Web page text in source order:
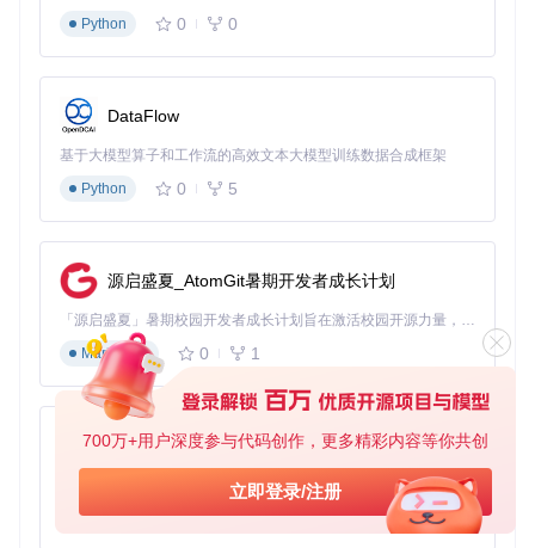
700万+用户深度参与代码创作，更多精彩内容等你共创
立即登录/注册
version:
'3.8'
services:
ip2region:
build:
image: ip2region:2.0
- "8080:8080"
volumes:
- CACHE_POLICY=vectorIndex
# 向量索引缓存模式
- LOG_LEVEL=info
deploy:
resources:
limits:
cpus:
memory: 256M
restart:
volumes:
# 使用命名卷而非绑定挂载，提升数据安全性
Python
0 0
DataFlow
基于大模型算子和工作流的高效文本大模型训练数据合成框架
Python
0 5
源启盛夏_AtomGit暑期开发者成长计划
「源启盛夏」暑期校园开发者成长计划旨在激活校园开源力量，通过积分激励、认证扶持、资源倾斜等形式，引导高校组织和开发者完成「入驻 — 建项目 — 做贡献 — 获认证 — 得资源」的完整闭环。无论你是想带领社团入驻平台的组织者，还是希望用代码贡献证明自己的开发者，都能在这里找到属于你的成长路径。
Markdown
0 1
py-xiaozhi
基于Python的Xiaozhi AI，适用于想要完整Xiaozhi体验而无需拥有专用硬件的用户。
Python
0 1